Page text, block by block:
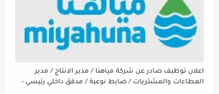
اعلان توظيف صادر عن شركة مياهنا / مدير الانتاج / مدير
العطاءات والمشتريات / ضابط نوعية / مدقق داخلي رئيسي -